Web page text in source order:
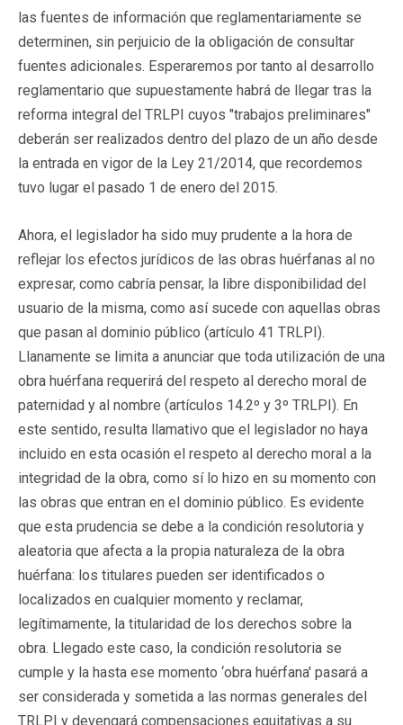
las fuentes de información que reglamentariamente se
determinen, sin perjuicio de la obligación de consultar
fuentes adicionales. Esperaremos por tanto al desarrollo
reglamentario que supuestamente habrá de llegar tras la
reforma integral del TRLPI cuyos "trabajos preliminares"
deberán ser realizados dentro del plazo de un año desde
la entrada en vigor de la Ley 21/2014, que recordemos
tuvo lugar el pasado 1 de enero del 2015.
Ahora, el legislador ha sido muy prudente a la hora de
reflejar los efectos jurídicos de las obras huérfanas al no
expresar, como cabría pensar, la libre disponibilidad del
usuario de la misma, como así sucede con aquellas obras
que pasan al dominio público (artículo 41 TRLPI).
Llanamente se limita a anunciar que toda utilización de una
obra huérfana requerirá del respeto al derecho moral de
paternidad y al nombre (artículos 14.2º y 3º TRLPI). En
este sentido, resulta llamativo que el legislador no haya
incluido en esta ocasión el respeto al derecho moral a la
integridad de la obra, como sí lo hizo en su momento con
las obras que entran en el dominio público. Es evidente
que esta prudencia se debe a la condición resolutoria y
aleatoria que afecta a la propia naturaleza de la obra
huérfana: los titulares pueden ser identificados o
localizados en cualquier momento y reclamar,
legítimamente, la titularidad de los derechos sobre la
obra. Llegado este caso, la condición resolutoria se
cumple y la hasta ese momento ‘obra huérfana' pasará a
ser considerada y sometida a las normas generales del
TRLPI y devengará compensaciones equitativas a su